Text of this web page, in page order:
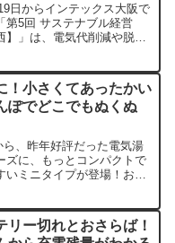
日からインテックス大阪で
第5回 サステナブル経営
】」は、電気代削減や脱炭
給電、エアコンの電力20%
まで、未来の省エネ体験が
。
！小さくてあったかい
ぽでどこでもぬくぬ
ら、昨年好評だった電気湯
ズに、もっとコンパクトで
いミニタイプが登場！お湯
。
リー切れとおさらば！